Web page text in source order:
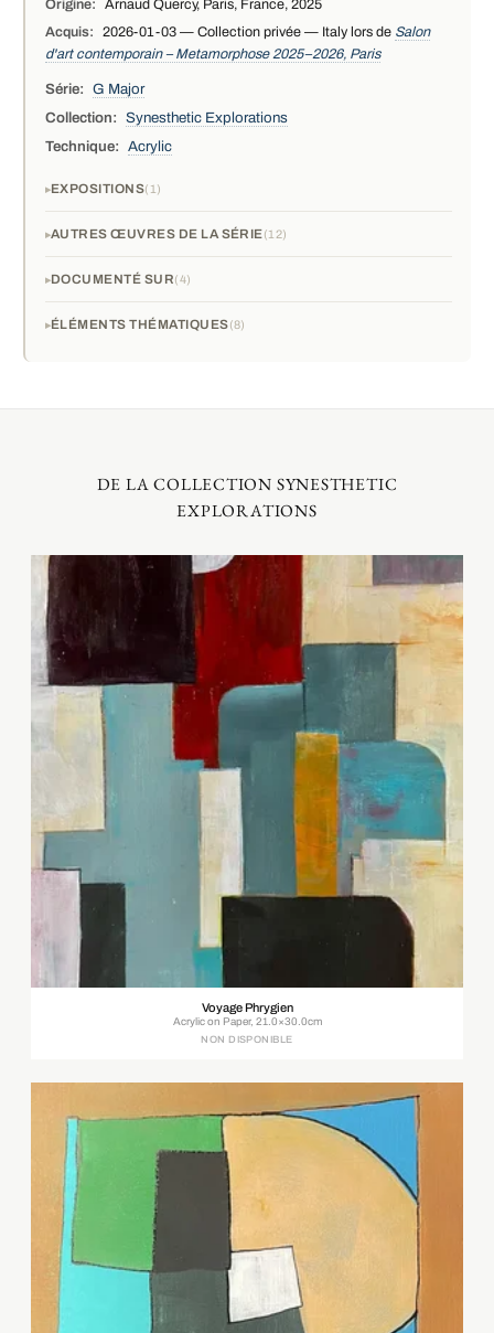
Origine:
Arnaud Quercy, Paris, France, 2025
Acquis:
2026-01-03 — Collection privée — Italy lors de Salon
d'art contemporain – Metamorphose 2025–2026, Paris
Série:
G Major
Collection:
Synesthetic Explorations
Technique:
Acrylic
EXPOSITIONS 1
AUTRES ŒUVRES DE LA SÉRIE 12
DOCUMENTÉ SUR 4
ÉLÉMENTS THÉMATIQUES 8
DE LA COLLECTION SYNESTHETIC
EXPLORATIONS
Voyage Phrygien
Acrylic on Paper, 21.0×30.0cm
NON DISPONIBLE